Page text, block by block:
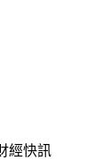
經快訊